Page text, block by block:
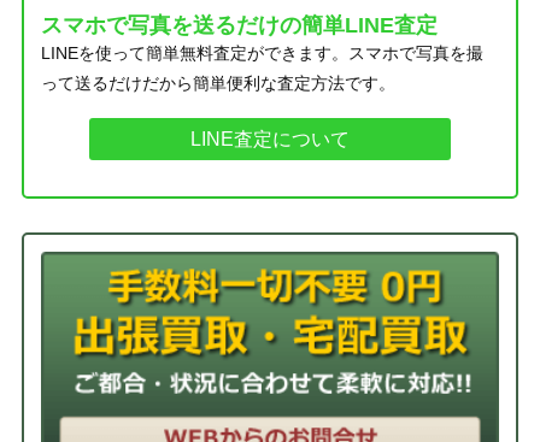
スマホで写真を送るだけの簡単LINE査定
LINEを使って簡単無料査定ができます。スマホで写真を撮
って送るだけだから簡単便利な査定方法です。
LINE査定について